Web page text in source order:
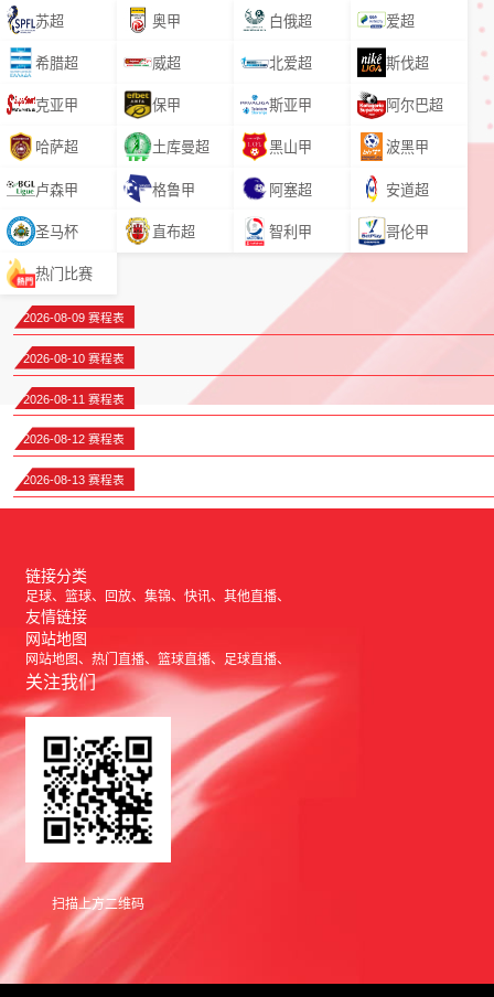
苏超 奥甲 白俄超 爱超
希腊超 威超 北爱超 斯伐超
克亚甲 保甲 斯亚甲 阿尔巴超
哈萨超 土库曼超 黑山甲 波黑甲
卢森甲 格鲁甲 阿塞超 安道超
圣马杯 直布超 智利甲 哥伦甲
热门比赛
2026-08-09 赛程表
2026-08-10 赛程表
2026-08-11 赛程表
2026-08-12 赛程表
2026-08-13 赛程表
链接分类
足球 篮球 回放 集锦 快讯 其他直播
友情链接
网站地图
网站地图 热门直播 篮球直播 足球直播
关注我们
扫描上方二维码